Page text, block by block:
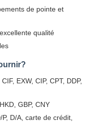
de pointe et
qualité
EXW, CIP, CPT, DDP,
GBP, CNY
D/A, carte de crédit,